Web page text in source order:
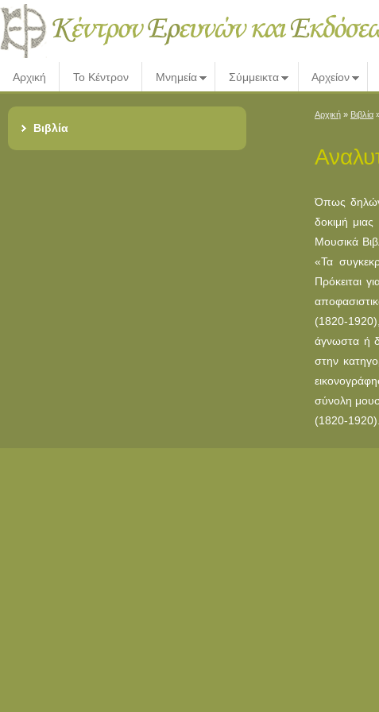
Αρχική Το Κέντρον Μνημεία Σύμμεικτα Αρχείον
Βιβλία
Αρχική » Βιβλία
Όπως
δοκιμή
Μουσικά
«Τα
Πρόκειται
(1820-
άγνωστα ή
στην
σύνολη
(1820-1920).